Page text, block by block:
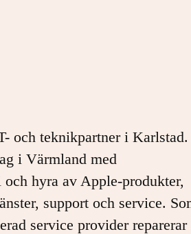
och teknikpartner i Karlstad.
i Värmland med
hyra av Apple-produkter,
support och service.
service provider